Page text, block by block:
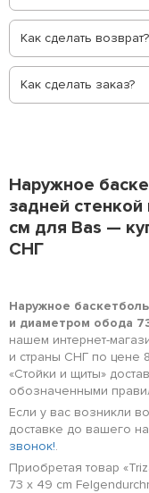
Как сделать возврат?
Как сделать заказ?
Наружное
задней
см для Bas —
СНГ
Наружное
и диаметром обода
нашем интернет-
и страны СНГ по цене
«Стойки и щиты»
обозначенными
Если у вас возникли
доставке до вашего
звонок!.
Приобретая товар
73 x 49 cm